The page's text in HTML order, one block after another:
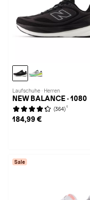
Laufschuhe · Herren
NEW BALANCE · 1080
(364) 1
184,99 €
Sale